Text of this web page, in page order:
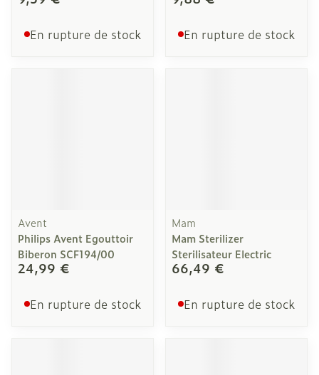
En rupture de stock En rupture de stock
Avent
Philips Avent Egouttoir
Biberon SCF194/00
24,99 €
En rupture de stock
Mam
Mam Sterilizer
Sterilisateur Electric
66,49 €
En rupture de stock